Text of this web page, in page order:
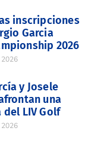
inscripciones
Garcia
2026
y Josele
una
del LIV Golf